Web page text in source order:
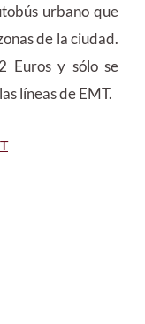
urbano que
de la ciudad.
Euros y sólo se
líneas de EMT.